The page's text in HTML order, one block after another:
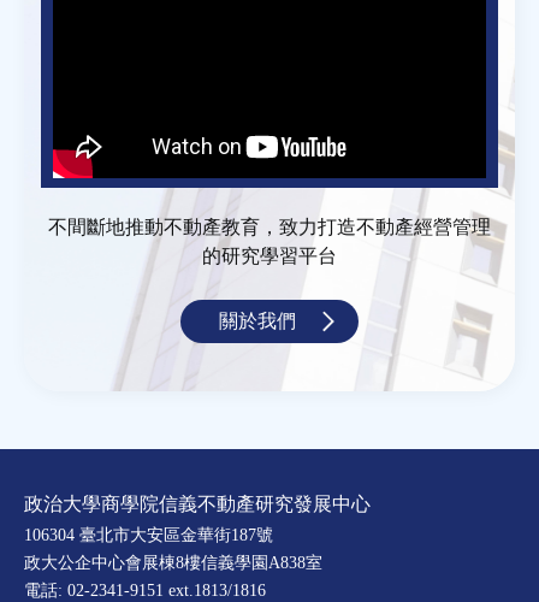
不間斷地推動不動產教育，致力打造不動產經營管理
的研究學習平台
關於我們
政治大學商學院信義不動產研究發展中心
106304 臺北市大安區金華街187號
政大公企中心會展棟8樓信義學園A838室
電話: 02-2341-9151 ext.1813/1816